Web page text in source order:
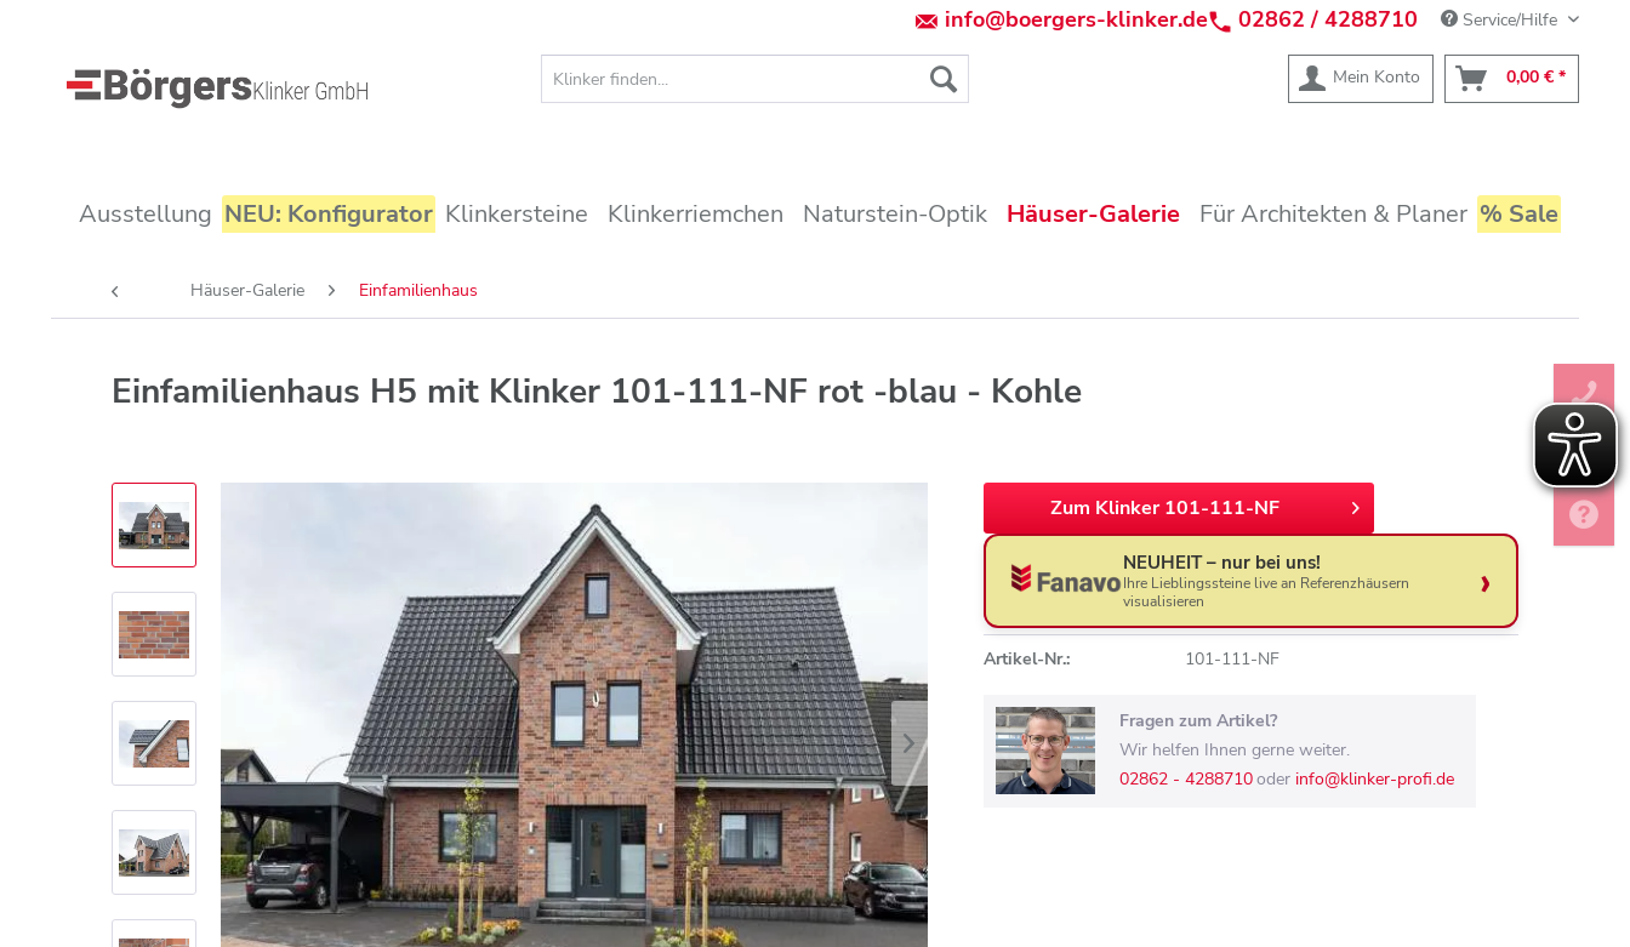
info@boergers-klinker.de 02862 / 4288710 Service/Hilfe
Mein Konto 0,00 € *
Ausstellung NEU: Konfigurator Klinkersteine Klinkerriemchen Naturstein-Optik Häuser-Galerie Für Architekten & Planer % Sale
Häuser-Galerie Einfamilienhaus
Einfamilienhaus H5 mit Klinker 101-111-NF rot -blau - Kohle
Zum Klinker 101-111-NF
NEUHEIT – nur bei uns!
Ihre Lieblingssteine live an Referenzhäusern
visualisieren
Artikel-Nr.: 101-111-NF
Fragen zum Artikel?
Wir helfen Ihnen gerne weiter.
02862 - 4288710oder info@klinker-profi.de